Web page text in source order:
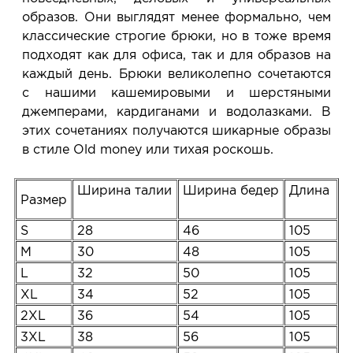
образов. Они выглядят менее формально, чем
классические строгие брюки, но в тоже время
подходят как для офиса, так и для образов на
каждый день. Брюки великолепно сочетаются
с нашими кашемировыми и шерстяными
джемперами, кардиганами и водолазками. В
этих сочетаниях получаются шикарные образы
в стиле Old money или тихая роскошь.
Размер
Ширина талии Ширина бедер Длина
S 28 46
105
M
30 48
105
L
32 50
105
XL
34 52
105
2XL
36 54
105
3XL
38 56
105